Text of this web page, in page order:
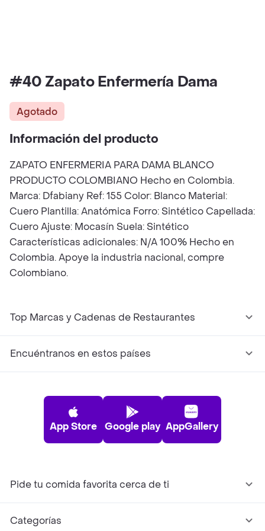
#40 Zapato Enfermería Dama
Agotado
Información del producto
ZAPATO ENFERMERIA PARA DAMA BLANCO
PRODUCTO COLOMBIANO Hecho en Colombia.
Marca: Dfabiany Ref: 155 Color: Blanco Material:
Cuero Plantilla: Anatómica Forro: Sintético Capellada:
Cuero Ajuste: Mocasín Suela: Sintético
Características adicionales: N/A 100% Hecho en
Colombia. Apoye la industria nacional, compre
Colombiano.
Top Marcas y Cadenas de Restaurantes
Encuéntranos en estos países
App Store Google play AppGallery
Pide tu comida favorita cerca de ti
Categorías